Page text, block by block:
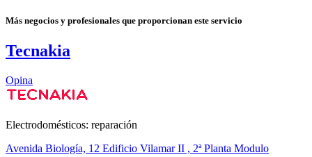
Más negocios y profesionales que proporcionan este servicio
Tecnakia
Opina
Electrodomésticos: reparación
Avenida Biología, 12 Edificio Vilamar II , 2ª Planta Modulo